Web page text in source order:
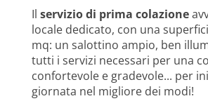
Il servizio di prima colazione
locale dedicato, con una
mq: un salottino ampio, ben
tutti i servizi necessari per una
confortevole e gradevole... per
giornata nel migliore dei modi!